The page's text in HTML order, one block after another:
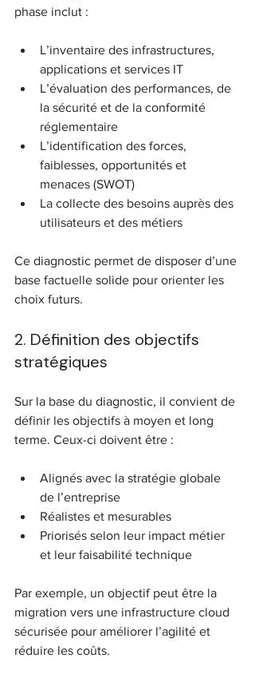
phase inclut :
L’inventaire des infrastructures,
applications et services IT
L’évaluation des performances, de
la sécurité et de la conformité
réglementaire
L’identification des forces,
faiblesses, opportunités et
menaces (SWOT)
La collecte des besoins auprès des
utilisateurs et des métiers
Ce diagnostic permet de disposer d’une
base factuelle solide pour orienter les
choix futurs.
2. Définition des objectifs
stratégiques
Sur la base du diagnostic, il convient de
définir les objectifs à moyen et long
terme. Ceux-ci doivent être :
Alignés avec la stratégie globale
de l’entreprise
Réalistes et mesurables
Priorisés selon leur impact métier
et leur faisabilité technique
Par exemple, un objectif peut être la
migration vers une infrastructure cloud
sécurisée pour améliorer l’agilité et
réduire les coûts.